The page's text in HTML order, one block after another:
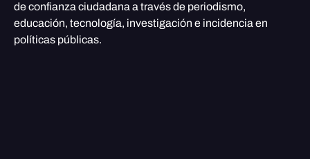
de confianza ciudadana a través de periodismo,
educación, tecnología, investigación e incidencia en
políticas públicas.